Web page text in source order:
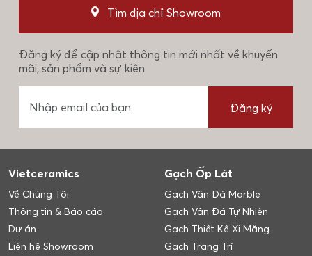
Tìm địa chỉ Showroom
Đăng ký để cập nhật thông tin mới nhất về khuyến
mãi, sản phẩm và sự kiện
Đăng ký
Vietceramics
Về Chúng Tôi
Thông tin & Báo cáo
Dự án
Liên hệ Showroom
Gạch Ốp Lát
Gạch Vân Đá Marble
Gạch Vân Đá Tự Nhiên
Gạch Thiết Kế Xi Măng
Gạch Trang Trí